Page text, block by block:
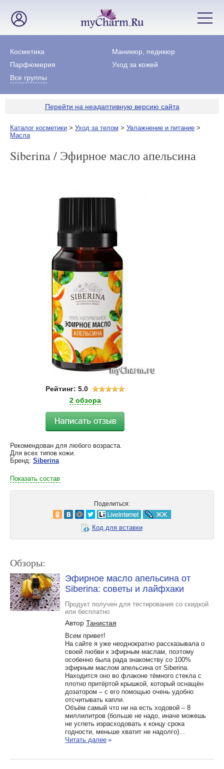
Косметика
Маникюр, педикюр
Парфюмерия
Уход за кожей
Все группы
Перейти на неадаптивную версию сайта
Каталог косметики > Уход за телом > Увлажнение и питание >
Масла
Siberina / Эфирное масло апельсина
Рейтинг: 5.0
2 обзора
Рекомендован для любого возраста.
Для всех типов кожи.
Бренд: Siberina
Показать состав
Поделиться:
Код для вставки
Обзоры:
Эфирное масло апельсина от
Siberina: советы и лайфхаки
Продукт получен для тестирования со скидкой
или бесплатно
Автор Танистая
Всем привет!
На сайте я уже неоднократно рассказывала о
своей любви к эфирным маслам, поэтому
особенно была рада знакомству со 100%
эфирным маслом апельсина от Siberina.
Находится оно во флаконе тёмного стекла с
плотно притёртой крышкой, который оснащён
дозатором – с его помощью очень удобно
отсчитывать капли.
Объём самый что ни на есть ходовой – 8
миллилитров (больше не надо, иначе можешь
не успеть израсходовать к концу срока
годности, меньше хватит не надолго)...
Читать далее »